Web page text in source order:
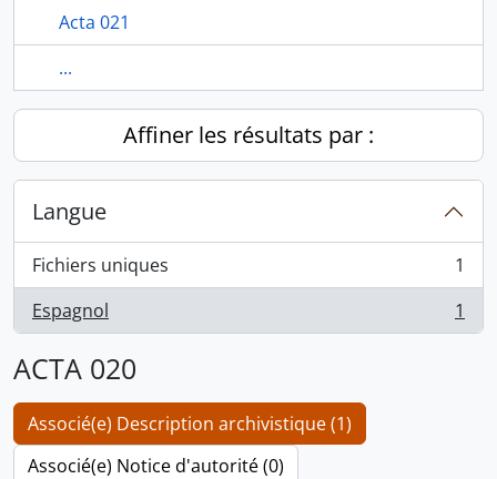
Acta 021
...
Affiner les résultats par :
Langue
Fichiers uniques
, 1 résultats
1
Espagnol
, 1 résultats 1
ACTA 020
Associé(e) Description archivistique (1)
Associé(e) Notice d'autorité (0)